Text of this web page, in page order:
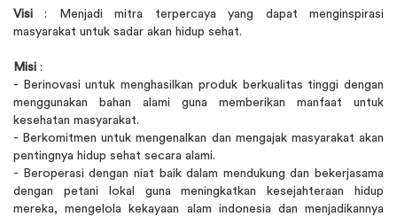
Visi: Menjadi mitra terpercaya yang dapat menginspirasi
masyarakat untuk sadar akan hidup sehat.
Misi :
- Berinovasi untuk menghasilkan produk berkualitas tinggi dengan
menggunakan bahan alami guna memberikan manfaat untuk
kesehatan masyarakat.
- Berkomitmen untuk mengenalkan dan mengajak masyarakat akan
pentingnya hidup sehat secara alami.
- Beroperasi dengan niat baik dalam mendukung dan bekerjasama
dengan petani lokal guna meningkatkan kesejahteraan hidup
mereka, mengelola kekayaan alam indonesia dan menjadikannya